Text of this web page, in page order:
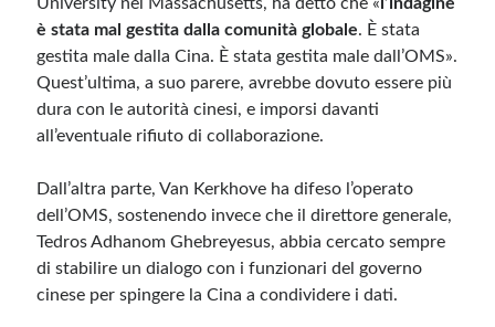
è stata mal gestita dalla comunità globale. È stata
gestita male dalla Cina. È stata gestita male dall’OMS».
Quest’ultima, a suo parere, avrebbe dovuto essere più
dura con le autorità cinesi, e imporsi davanti
all’eventuale rifiuto di collaborazione.
Dall’altra parte, Van Kerkhove ha difeso l’operato
dell’OMS, sostenendo invece che il direttore generale,
Tedros Adhanom Ghebreyesus, abbia cercato sempre
di stabilire un dialogo con i funzionari del governo
cinese per spingere la Cina a condividere i dati.